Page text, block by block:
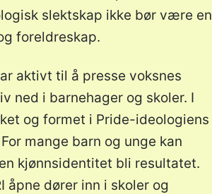
slektskap ikke bør være en
foreldreskap.
aktivt til å presse voksnes
ned i barnehager og skoler. I
og formet i Pride-ideologiens
mange barn og unge kan
kjønnsidentitet bli resultatet.
åpne dører inn i skoler og